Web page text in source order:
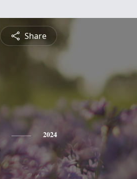
Share
2024